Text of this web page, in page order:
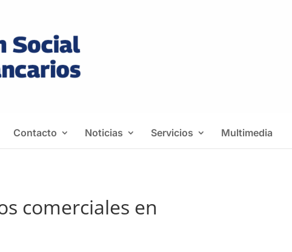
Contacto Noticias Servicios Multimedia
comerciales en